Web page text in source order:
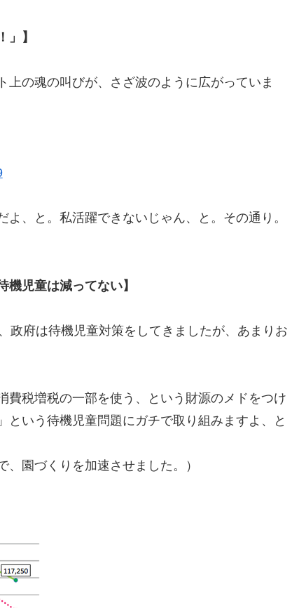
」】
上の魂の叫びが、さざ波のように広がっていま
、と。私活躍できないじゃん、と。その通り。
機児童は減ってない】
政府は待機児童対策をしてきましたが、あまりお
費税増税の一部を使う、という財源のメドをつけ
という待機児童問題にガチで取り組みますよ、と
、園づくりを加速させました。）